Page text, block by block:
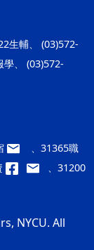
生輔、 (03)572-
學、 (03)572-
、31365職
、31200
NYCU. All